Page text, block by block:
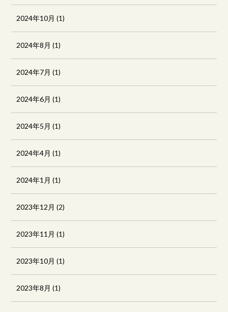
2024年10月 (1)
2024年8月 (1)
2024年7月 (1)
2024年6月 (1)
2024年5月 (1)
2024年4月 (1)
2024年1月 (1)
2023年12月 (2)
2023年11月 (1)
2023年10月 (1)
2023年8月 (1)